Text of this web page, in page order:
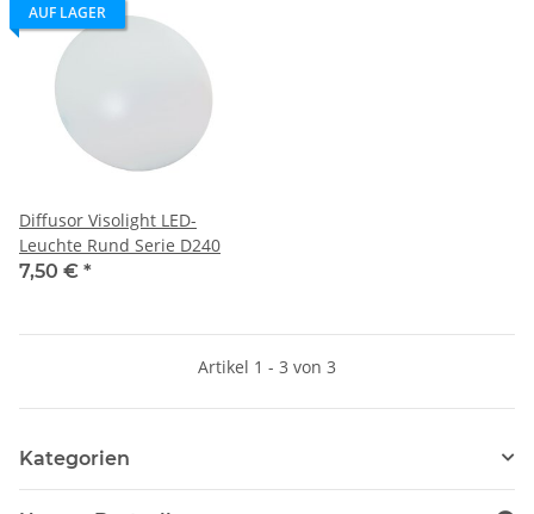
AUF LAGER
Diffusor Visolight LED-
Leuchte Rund Serie D240
7,50 € *
Artikel 1 - 3 von 3
Kategorien